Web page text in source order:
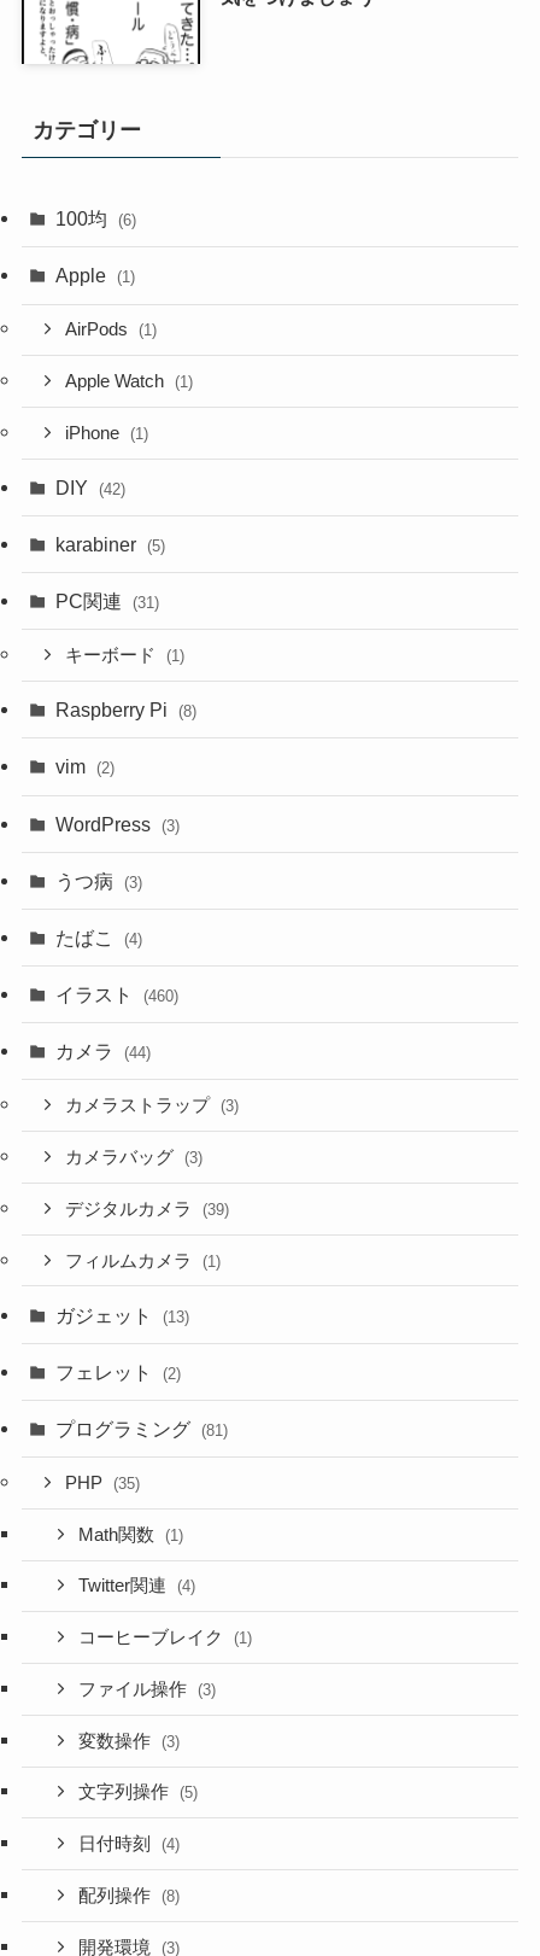
カテゴリー
100均 (6)
Apple (1)
AirPods (1)
Apple Watch (1)
iPhone (1)
DIY (42)
karabiner (5)
PC関連 (31)
キーボード (1)
Raspberry Pi (8)
vim (2)
WordPress (3)
うつ病 (3)
たばこ (4)
イラスト (460)
カメラ (44)
カメラストラップ (3)
カメラバッグ (3)
デジタルカメラ (39)
フィルムカメラ (1)
ガジェット (13)
フェレット (2)
プログラミング (81)
PHP (35)
Math関数 (1)
Twitter関連 (4)
コーヒーブレイク (1)
ファイル操作 (3)
変数操作 (3)
文字列操作 (5)
日付時刻 (4)
配列操作 (8)
開発環境 (3)